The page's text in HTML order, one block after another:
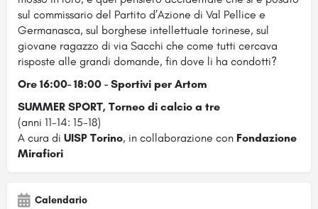
sul commissario del Partito d’Azione di Val Pellice e
Germanasca, sul borghese intellettuale torinese, sul
giovane ragazzo di via Sacchi che come tutti cercava
risposte alle grandi domande, fin dove li ha condotti?
Ore 16:00- 18:00 - Sportivi per Artom
SUMMER SPORT, Torneo di calcio a tre
(anni 11-14: 15-18)
A cura di UISP Torino, in collaborazione con Fondazione
Mirafiori
Calendario